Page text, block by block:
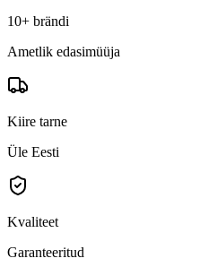
10+ brändi
Ametlik edasimüüja
Kiire tarne
Üle Eesti
Kvaliteet
Garanteeritud